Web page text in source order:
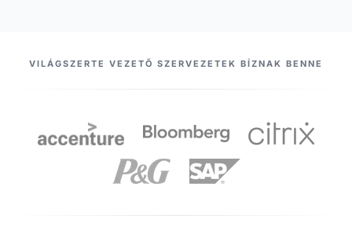
PARTNEREINK
VILÁGSZERTE VEZETŐ SZERVEZETEK BÍZNAK BENNE